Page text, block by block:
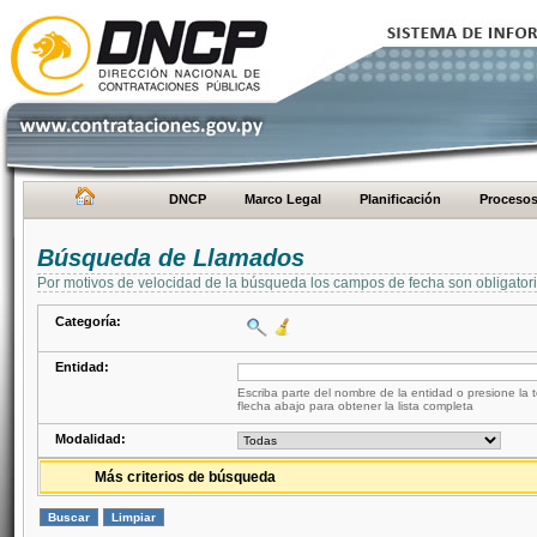
DNCP Marco Legal Planificación Procesos
Búsqueda de Llamados
Por motivos de velocidad de la búsqueda los campos de fecha son
Categoría:
Entidad:
Escriba parte del nombre de la entidad o presione la
flecha abajo para obtener la lista completa
Modalidad:
Más criterios de búsqueda